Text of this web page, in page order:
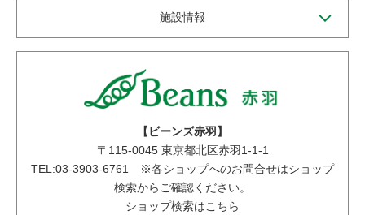
施設情報
【ビーンズ赤羽】
〒 115-0045東京都北区赤羽1-1-1
TEL:03-3903-6761 ※各ショップへのお問合せはショップ
検索からご確認ください。
ショップ検索はこちら